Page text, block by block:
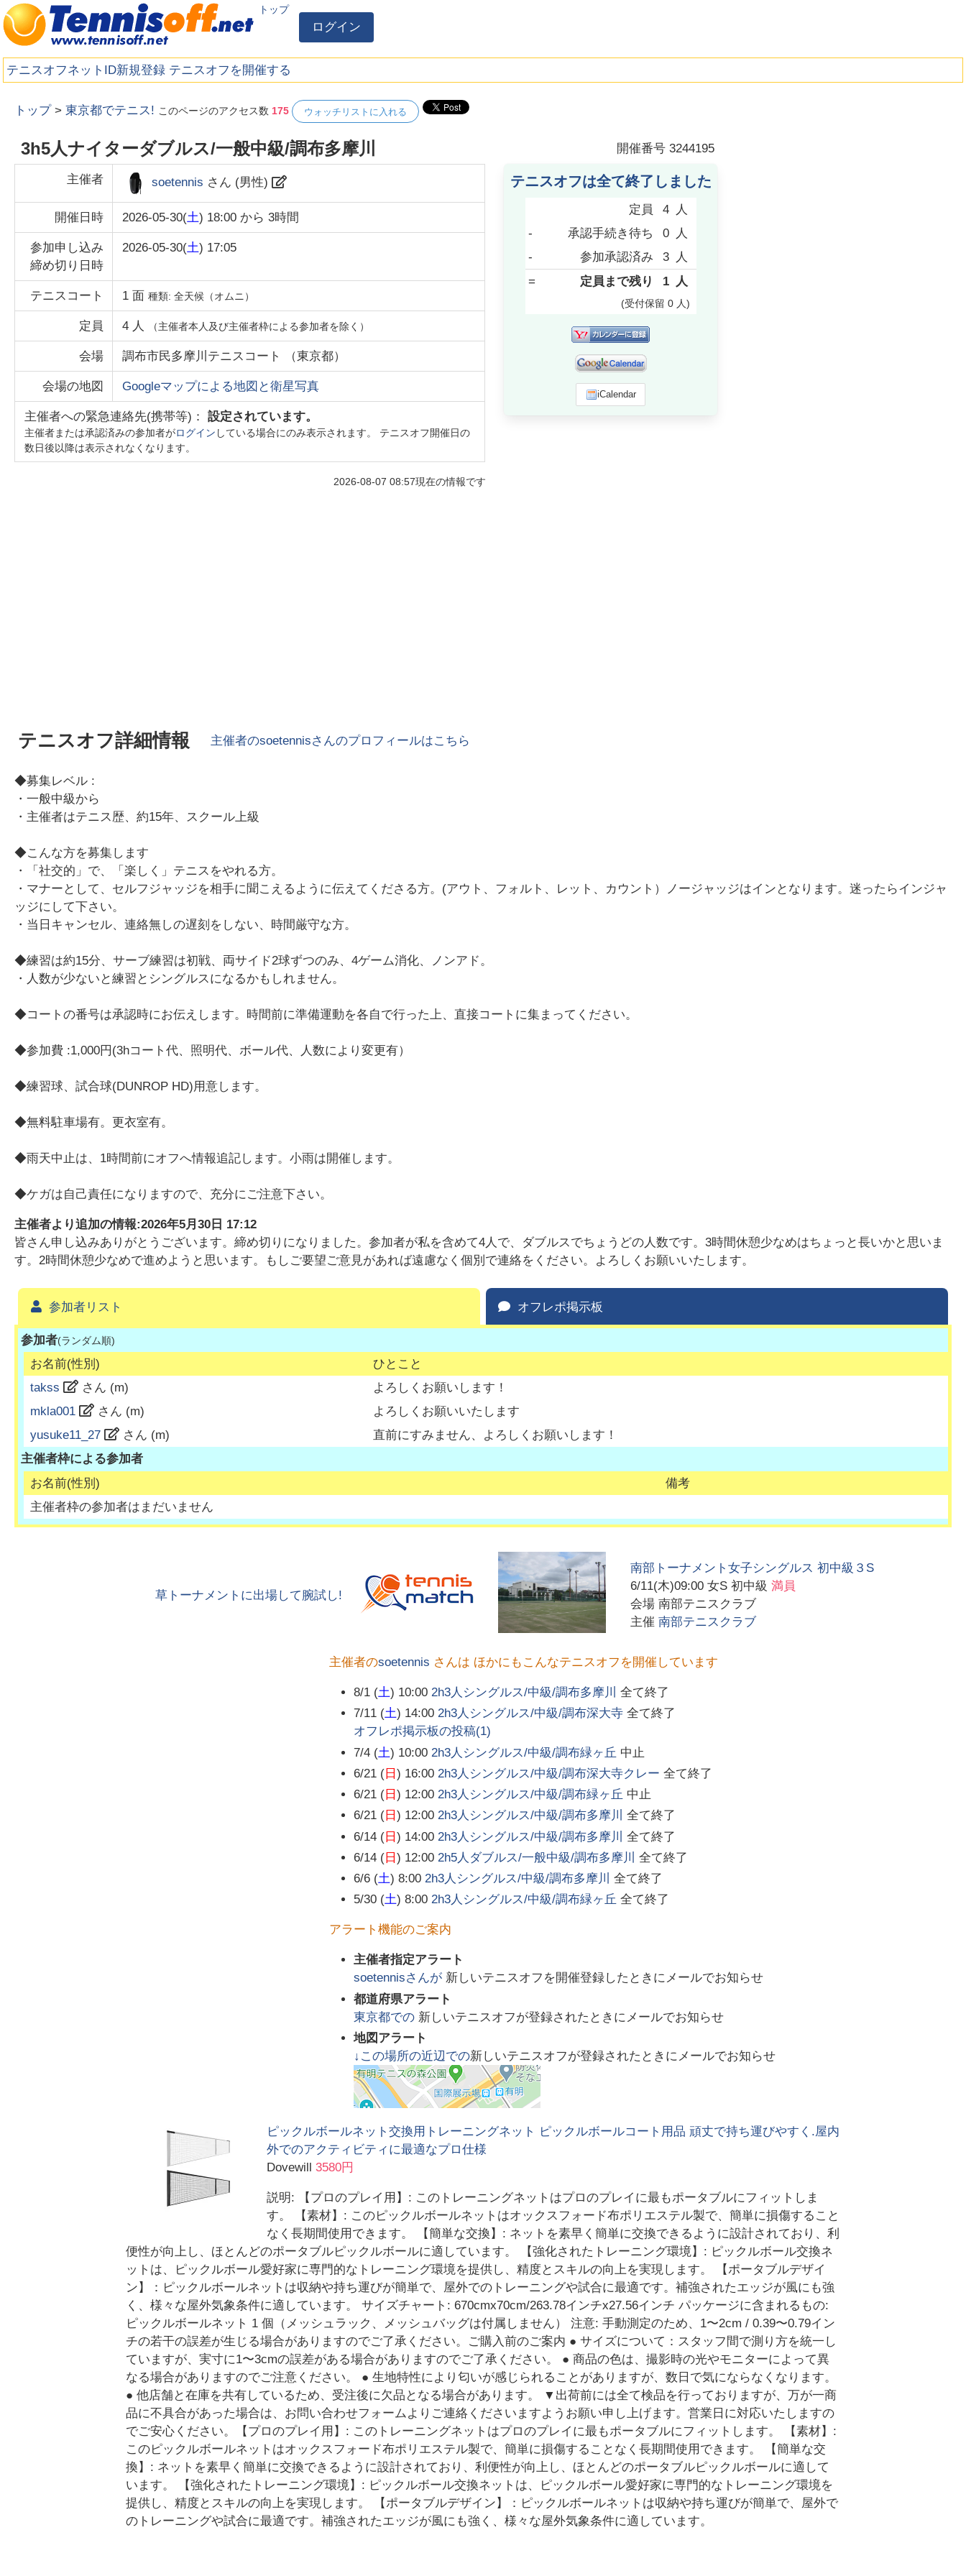
トップ
ログイン
テニスオフネットID新規登録 テニスオフを開催する
トップ >東京都でテニス! このページのアクセス数 175 ウォッチリストに入れる
3h5人ナイターダブルス/一般中級/調布多摩川 開催番号 3244195
主催者 soetennis さん (男性)
開催日時 2026-05-30(土) 18:00 から3時間
参加申し込み
締め切り日時
2026-05-30(土) 17:05
テニスコート 1 面種類:全天候（オムニ）
定員 4 人 （主催者本人及び主催者枠による参加者を除く）
会場 調布市民多摩川テニスコート （東京都）
会場の地図 Googleマップによる地図と衛星写真
主催者への緊急連絡先(携帯等)：設定されています。
主催者または承認済みの参加者がログイン している場合にのみ表示されます。 テニスオフ開催日の
数日後以降は表示されなくなります。
2026-08-07 08:57現在の情報です
テニスオフは全て終了しました
定員 4
人
-
承認手続き待ち 0
人
-
参加承認済み 3
人
=
定員まで残り 1 人
(受付保留0 人)
iCalendar
テニスオフ詳細情報 主催者のsoetennisさんのプロフィールはこちら
◆募集レベル :
・一般中級から
・主催者はテニス歴、約15年、スクール上級
◆こんな方を募集します
・「社交的」で、「楽しく」テニスをやれる方。
・マナーとして、セルフジャッジを相手に聞こえるように伝えてくださる方。(アウト、フォルト、レット、カウント）ノージャッジはインとなります。迷ったらインジャ
ッジにして下さい。
・当日キャンセル、連絡無しの遅刻をしない、時間厳守な方。
◆練習は約15分、サーブ練習は初戦、両サイド2球ずつのみ、4ゲーム消化、ノンアド。
・人数が少ないと練習とシングルスになるかもしれません。
◆コートの番号は承認時にお伝えします。時間前に準備運動を各自で行った上、直接コートに集まってください。
◆参加費 :1,000円(3hコート代、照明代、ボール代、人数により変更有）
◆練習球、試合球(DUNROP HD)用意します。
◆無料駐車場有。更衣室有。
◆雨天中止は、1時間前にオフへ情報追記します。小雨は開催します。
◆ケガは自己責任になりますので、充分にご注意下さい。
主催者より追加の情報:2026年5月30日 17:12
皆さん申し込みありがとうございます。締め切りになりました。参加者が私を含めて4人で、ダブルスでちょうどの人数です。3時間休憩少なめはちょっと長いかと思いま
す。2時間休憩少なめで進めようと思います。もしご要望ご意見があれば遠慮なく個別で連絡をください。よろしくお願いいたします。
参加者リスト オフレポ掲示板
参加者(ランダム順)
お名前(性別)
ひとこと
takss
さん (m)
よろしくお願いします！
mkla001
さん (m)
よろしくお願いいたします
yusuke11_27
さん (m)
直前にすみません、よろしくお願いします！
主催者枠による参加者
お名前(性別)
備考
主催者枠の参加者はまだいません
草トーナメントに出場して腕試し!
南部トーナメント女子シングルス 初中級３S
6/11(木)09:00 女S 初中級満員
会場南部テニスクラブ
主催南部テニスクラブ
主催者のsoetennis さんは ほかにもこんなテニスオフを開催しています
8/1 (土) 10:00 2h3人シングルス/中級/調布多摩川
全て終了
7/11 (土) 14:00 2h3人シングルス/中級/調布深大寺 全て終了
オフレポ掲示板の投稿(1)
7/4 (土) 10:00 2h3人シングルス/中級/調布緑ヶ丘 中止
6/21 (日 ) 16:00 2h3人シングルス/中級/調布深大寺クレー 全て終了
6/21 (日 ) 12:00 2h3人シングルス/中級/調布緑ヶ丘 中止
6/21 (日 ) 12:00 2h3人シングルス/中級/調布多摩川
全て終了
6/14 (日 ) 14:00 2h3人シングルス/中級/調布多摩川
全て終了
6/14 (日 ) 12:00 2h5人ダブルス/一般中級/調布多摩川
全て終了
6/6 (土) 8:00 2h3人シングルス/中級/調布多摩川
全て終了
5/30 (土) 8:00 2h3人シングルス/中級/調布緑ヶ丘 全て終了
アラート機能のご案内
主催者指定アラート
soetennisさんが 新しいテニスオフを開催登録したときにメールでお知らせ
都道府県アラート
東京都での 新しいテニスオフが登録されたときにメールでお知らせ
地図アラート
↓この場所の近辺での新しいテニスオフが登録されたときにメールでお知らせ
ピックルボールネット交換用トレーニングネット ピックルボールコート用品 頑丈で持ち運びやすく.屋内
外でのアクティビティに最適なプロ仕様
Dovewill 3580円
説明: 【プロのプレイ用】: このトレーニングネットはプロのプレイに最もポータブルにフィットしま
す。 【素材】: このピックルボールネットはオックスフォード布ポリエステル製で、簡単に損傷すること
なく長期間使用できます。 【簡単な交換】: ネットを素早く簡単に交換できるように設計されており、利
便性が向上し、ほとんどのポータブルピックルボールに適しています。 【強化されたトレーニング環境】: ピックルボール交換ネ
ットは、ピックルボール愛好家に専門的なトレーニング環境を提供し、精度とスキルの向上を実現します。 【ポータブルデザイ
ン】：ピックルボールネットは収納や持ち運びが簡単で、屋外でのトレーニングや試合に最適です。補強されたエッジが風にも強
く、様々な屋外気象条件に適しています。 サイズチャート: 670cmx70cm/263.78インチx27.56インチ パッケージに含まれるもの:
ピックルボールネット 1 個（メッシュラック、メッシュバッグは付属しません） 注意: 手動測定のため、1〜2cm / 0.39〜0.79イン
チの若干の誤差が生じる場合がありますのでご了承ください。ご購入前のご案内 ● サイズについて：スタッフ間で測り方を統一し
ていますが、実寸に1〜3cmの誤差がある場合がありますのでご了承ください。 ● 商品の色は、撮影時の光やモニターによって異
なる場合がありますのでご注意ください。 ● 生地特性により匂いが感じられることがありますが、数日で気にならなくなります。
● 他店舗と在庫を共有しているため、受注後に欠品となる場合があります。 ▼出荷前には全て検品を行っておりますが、万が一商
品に不具合があった場合は、お問い合わせフォームよりご連絡くださいますようお願い申し上げます。営業日に対応いたしますの
でご安心ください。【プロのプレイ用】: このトレーニングネットはプロのプレイに最もポータブルにフィットします。 【素材】:
このピックルボールネットはオックスフォード布ポリエステル製で、簡単に損傷することなく長期間使用できます。 【簡単な交
換】: ネットを素早く簡単に交換できるように設計されており、利便性が向上し、ほとんどのポータブルピックルボールに適して
います。 【強化されたトレーニング環境】: ピックルボール交換ネットは、ピックルボール愛好家に専門的なトレーニング環境を
提供し、精度とスキルの向上を実現します。 【ポータブルデザイン】：ピックルボールネットは収納や持ち運びが簡単で、屋外で
のトレーニングや試合に最適です。補強されたエッジが風にも強く、様々な屋外気象条件に適しています。